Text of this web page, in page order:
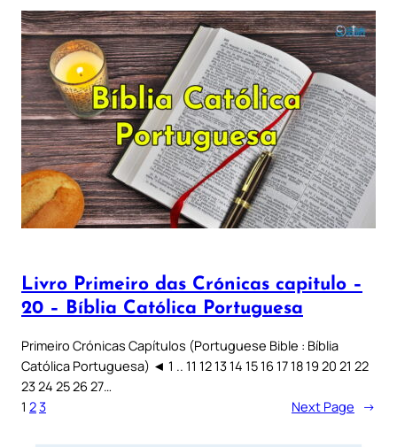
Livro Primeiro das Crónicas capitulo –
20 – Bíblia Católica Portuguesa
Primeiro Crónicas Capítulos (Portuguese Bible : Bíblia
Católica Portuguesa) ◄ 1 .. 11 12 13 14 15 16 17 18 19 20 21 22
23 24 25 26 27…
1 23 Next Page →